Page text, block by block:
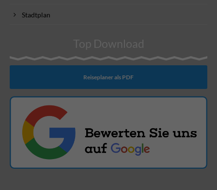
Stadtplan
Top Download
Reiseplaner als PDF